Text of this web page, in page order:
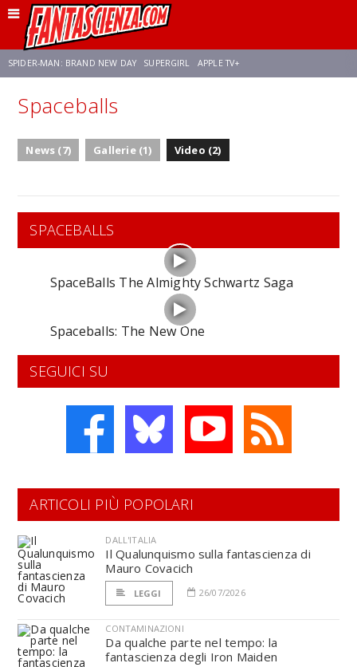
SPIDER-MAN: BRAND NEW DAY SUPERGIRL APPLE TV+
FRANCO RICCIARDIELLO
Spaceballs
News (7) Gallerie (1) Video (2)
SPACEBALLS
SpaceBalls The Almighty Schwartz Saga
Spaceballs: The New One
SEGUICI SU
ARTICOLI PIÙ POPOLARI
DALL'ITALIA
Il Qualunquismo sulla fantascienza di
Mauro Covacich
LEGGI 26/07/2026
CONTAMINAZIONI
Da qualche parte nel tempo: la
fantascienza degli Iron Maiden